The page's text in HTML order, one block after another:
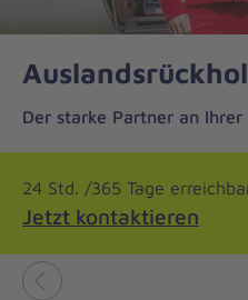
Der starke Partner an Ihrer
24 Std. /365 Tage
Jetzt kontaktieren
Vorheriges